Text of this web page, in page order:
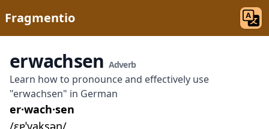
Fragmentio
erwachsen Adverb
Learn how to pronounce and effectively use
"erwachsen" in German
er·wach·sen
/ɛɐ̯ˈvaksən/